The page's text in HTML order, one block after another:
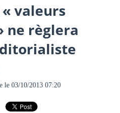
valeurs
ne règlera
le 03/10/2013 07:20